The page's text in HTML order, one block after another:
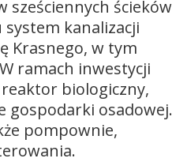
sześciennych ścieków
kanalizacji
Krasnego, w tym
ramach inwestycji
biologiczny,
gospodarki osadowej.
pompownie,